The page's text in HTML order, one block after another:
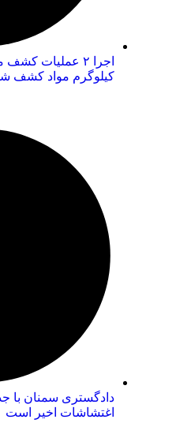
کیلوگرم مواد کشف شد
دادگستری سمنان با جدیت
اغتشاشات اخیر است